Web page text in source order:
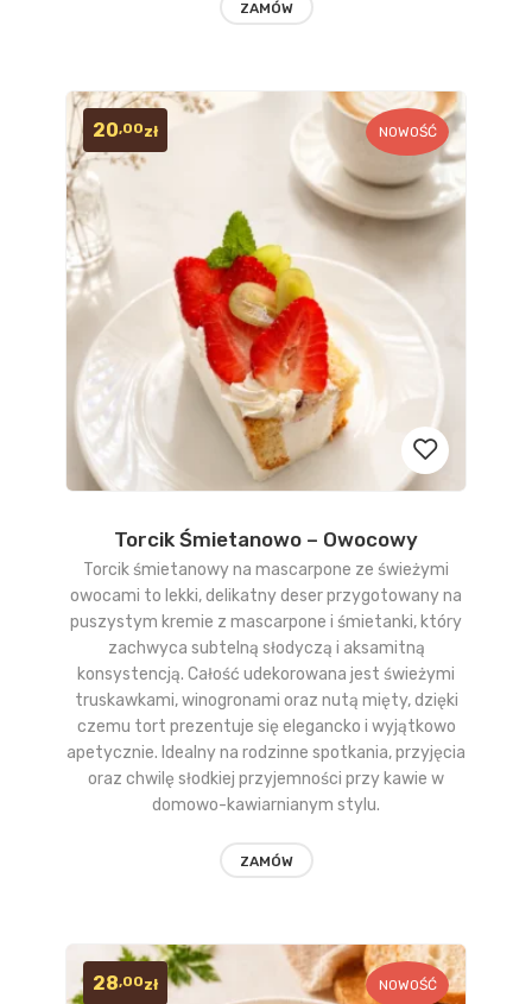
ZAMÓW
Dodaj
do
Torcik Śmietanowo – Owocowy
Torcik śmietanowy na mascarpone ze świeżymi
owocami to lekki, delikatny deser przygotowany na
puszystym kremie z mascarpone i śmietanki, który
zachwyca subtelną słodyczą i aksamitną
konsystencją. Całość udekorowana jest świeżymi
truskawkami, winogronami oraz nutą mięty, dzięki
czemu tort prezentuje się elegancko i wyjątkowo
apetycznie. Idealny na rodzinne spotkania, przyjęcia
oraz chwilę słodkiej przyjemności przy kawie w
domowo-kawiarnianym stylu.
20,00zł NOWOŚĆ
ZAMÓW
28,00zł NOWOŚĆ